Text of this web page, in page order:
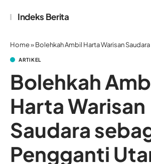
Indeks Berita
Home»Bolehkah Ambil Harta Warisan Saudara
ARTIKEL
Bolehkah
Harta Warisan
Saudara
Pengganti